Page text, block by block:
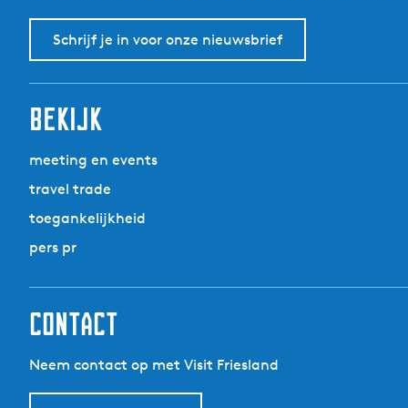
Schrijf je in voor onze nieuwsbrief
bekijk
meeting en events
travel trade
toegankelijkheid
pers pr
contact
Neem contact op met Visit Friesland